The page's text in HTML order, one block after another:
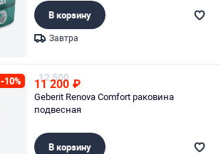
В корзину
Завтра
-10% 12 500
11 200 ₽
Geberit Renova Comfort раковина
подвесная
В корзину